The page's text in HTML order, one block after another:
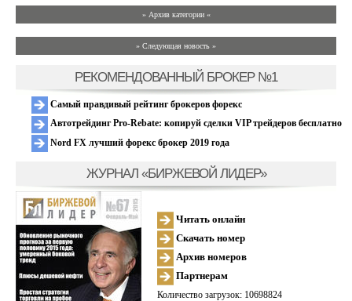
» Архив категории «
» Следующая новость »
РЕКОМЕНДОВАННЫЙ БРОКЕР №1
Самый правдивый рейтинг брокеров форекс
Автотрейдинг Pro-Rebate: копируй сделки VIP трейдеров бесплатно
Nord FX лучший форекс брокер 2019 года
ЖУРНАЛ «БИРЖЕВОЙ ЛИДЕР»
Читать онлайн
Скачать номер
Архив номеров
Партнерам
Количество загрузок: 10698824